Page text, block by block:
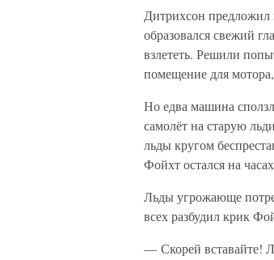
Дитрихсон предложил
образовался свежий
взлететь. Решили
помещение для
Но едва машина
самолёт на старую
льды кругом
Фойхт остался на
Льды угрожающе
всех разбудил крик
— Скорей вставайте!